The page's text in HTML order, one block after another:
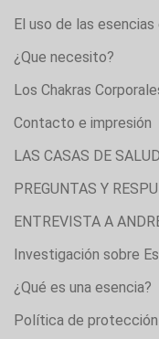
El uso de las
¿Que necesito?
Los Chakras
Contacto e impresión
LAS CASAS DE SALUD
PREGUNTAS Y
ENTREVISTA A
Investigación sobre
¿Qué es una esencia?
Política de